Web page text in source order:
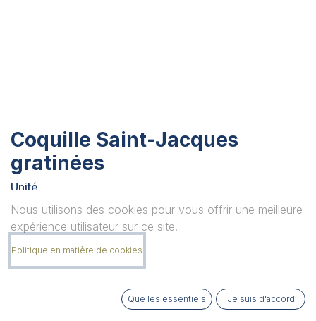
Coquille Saint-Jacques
gratinées
Unité
Quantité
Nous utilisons des cookies pour vous offrir une meilleure
expérience utilisateur sur ce site.
Politique en matière de cookies
Que les essentiels Je suis d'accord